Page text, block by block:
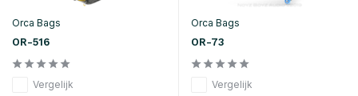
Orca Bags
OR-516
Vergelijk
Orca Bags
OR-73
Vergelijk